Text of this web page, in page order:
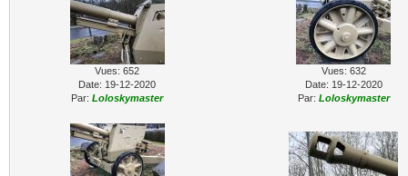
Vues: 652
Date: 19-12-2020
Par: Loloskymaster
Vues: 632
Date: 19-12-2020
Par: Loloskymaster